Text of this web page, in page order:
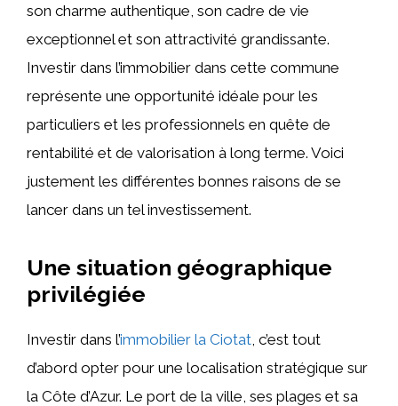
son charme authentique, son cadre de vie
exceptionnel et son attractivité grandissante.
Investir dans l’immobilier dans cette commune
représente une opportunité idéale pour les
particuliers et les professionnels en quête de
rentabilité et de valorisation à long terme. Voici
justement les différentes bonnes raisons de se
lancer dans un tel investissement.
Une situation géographique
privilégiée
Investir dans l’immobilier la Ciotat , c’est tout
d’abord opter pour une localisation stratégique sur
la Côte d’Azur. Le port de la ville, ses plages et sa